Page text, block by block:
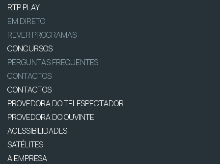
RTP PLAY
EM DIRETO
REVER PROGRAMAS
CONCURSOS
PERGUNTAS FREQUENTES
CONTACTOS
CONTACTOS
PROVEDORA DO TELESPECTADOR
PROVEDORA DO OUVINTE
ACESSIBILIDADES
SATÉLITES
A EMPRESA